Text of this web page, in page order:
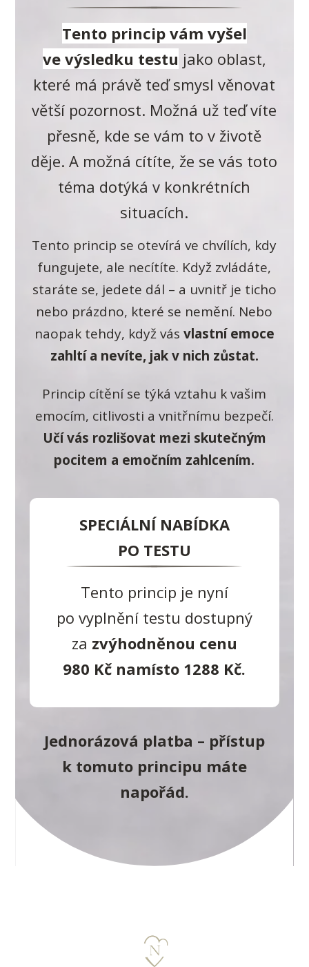
Tento princip vám vyšel
ve výsledku testu jako oblast,
které má právě teď smysl věnovat
větší pozornost. Možná už teď víte
přesně, kde se vám to v životě
děje. A možná cítíte, že se vás toto
téma dotýká v konkrétních
situacích.
Tento princip se otevírá ve chvílích, kdy
fungujete, ale necítíte. Když zvládáte,
staráte se, jedete dál – a uvnitř je ticho
nebo prázdno, které se nemění. Nebo
naopak tehdy, když vás vlastní emoce
zahltí a nevíte, jak v nich zůstat.
Princip cítění se týká vztahu k vašim
emocím, citlivosti a vnitřnímu bezpečí.
Učí vás rozlišovat mezi skutečným
pocitem a emočním zahlcením.
SPECIÁLNÍ NABÍDKA
PO TESTU
Tento princip je nyní
po vyplnění testu dostupný
za zvýhodněnou cenu
980 Kč namísto 1288 Kč.
Jednorázová platba – přístup
k tomuto principu máte
napořád.